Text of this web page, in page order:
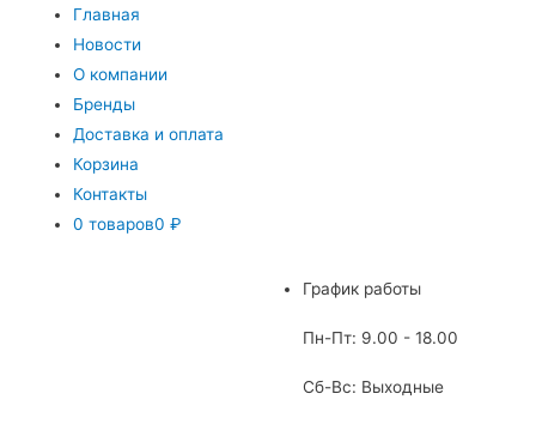
Главная
Новости
О компании
Бренды
Доставка и оплата
Корзина
Контакты
0 товаров0 ₽
График работы
Пн-Пт: 9.00 - 18.00
Сб-Вс: Выходные